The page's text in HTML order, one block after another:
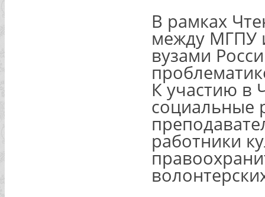
В рамках
между МГПУ
вузами
К участию в
социальные
работники